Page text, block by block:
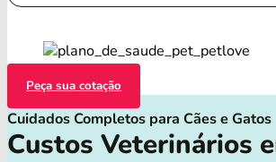
Peça sua cotação
Cuidados Completos para Cães e Gatos
Custos Veterinários